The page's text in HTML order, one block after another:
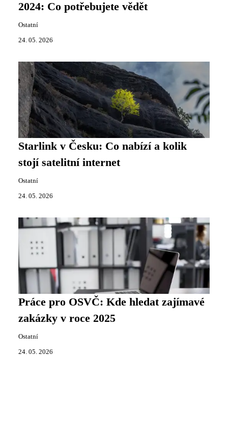
2024: Co potřebujete vědět
Ostatní
24. 05. 2026
Starlink v Česku: Co nabízí a kolik
stojí satelitní internet
Ostatní
24. 05. 2026
Práce pro OSVČ: Kde hledat zajímavé
zakázky v roce 2025
Ostatní
24. 05. 2026